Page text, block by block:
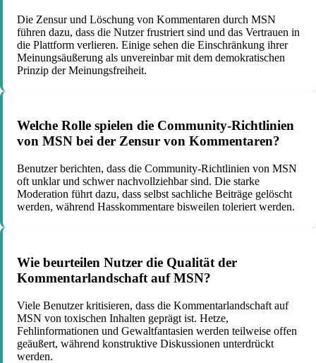
Die Zensur und Löschung von Kommentaren durch MSN
führen dazu, dass die Nutzer frustriert sind und das Vertrauen in
die Plattform verlieren. Einige sehen die Einschränkung ihrer
Meinungsäußerung als unvereinbar mit dem demokratischen
Prinzip der Meinungsfreiheit.
Welche Rolle spielen die Community-Richtlinien
von MSN bei der Zensur von Kommentaren?
Benutzer berichten, dass die Community-Richtlinien von MSN
oft unklar und schwer nachvollziehbar sind. Die starke
Moderation führt dazu, dass selbst sachliche Beiträge gelöscht
werden, während Hasskommentare bisweilen toleriert werden.
Wie beurteilen Nutzer die Qualität der
Kommentarlandschaft auf MSN?
Viele Benutzer kritisieren, dass die Kommentarlandschaft auf
MSN von toxischen Inhalten geprägt ist. Hetze,
Fehlinformationen und Gewaltfantasien werden teilweise offen
geäußert, während konstruktive Diskussionen unterdrückt
werden.